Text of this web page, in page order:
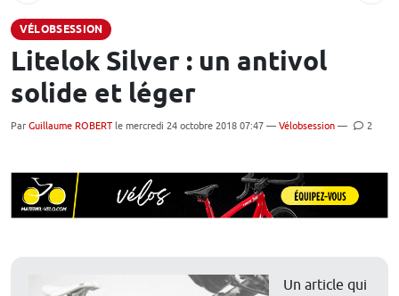
VÉLOBSESSION
Litelok Silver : un antivol
solide et léger
Par Guillaume ROBERT le mercredi 24 octobre 2018 07:47 — Vélobsession — 2
Un article qui